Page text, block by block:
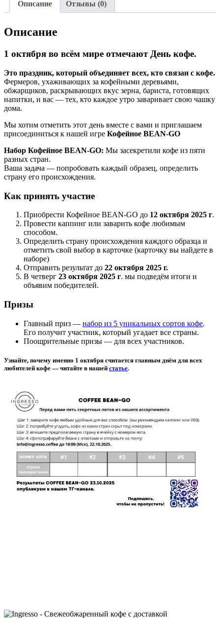
Описание Отзывы (0)
Описание
1 октября во всём мире отмечают День кофе.
Это праздник, который объединяет всех, кто связан с кофе.
Фермеров, ухаживающих за кофейными деревьями,
обжарщиков, раскрывающих вкус зерна, бариста, готовящих
напитки, и вас — тех, кто каждое утро заваривает свою чашку
дома.
Мы хотим отметить этот день вместе с вами и приглашаем
присоединиться к нашей игре Кофейное BEAN-GO
Набор Кофейное BEAN-GO: Мы засекретили кофе из пяти
разных стран.
Ваша задача — попробовать каждый образец, определить
страну его происхождения.
Как принять участие
Приобрести Кофейное BEAN-GO до 12 октября 2025 г.
Провести каппинг или заварить кофе любимым
способом.
Определить страну происхождения каждого образца и
отметить свой выбор в карточке (карточку вы найдете в
наборе)
Отправить результат до 22 октября 2025 г.
В четверг 23 октября 2025 г. мы подведём итоги и
объявим победителей.
Призы
Главный приз — набор из 5 уникальных сортов кофе.
Его получит участник, который угадает все страны.
Поощрительные призы — для всех участников.
Узнайте, почему именно 1 октября считается главным днём для всех
любителей кофе — читайте в нашей статье.